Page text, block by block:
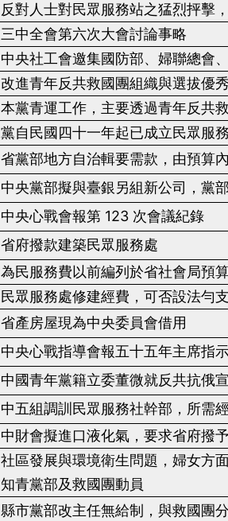
反對人士對民眾服務站之猛烈抨擊
三中全會第六次大會討論事略
中央社工會邀集國防部、婦聯總會
改進青年反共救國團組織與選拔優
本黨青運工作，主要透過青年反共
黨自民國四十一年起已成立民眾服
省黨部地方自治輯要需款，由預算
中央黨部擬與臺銀另組新公司，黨
中央心戰會報第 123 次會議紀錄
省府撥款建築民眾服務處
為民服務費以前編列於省社會局預
民眾服務處修建經費，可否設法勻
省產房屋現為中央委員會借用
中央心戰指導會報五十五年主席指
中國青年黨籍立委董微就反共抗俄
中五組調訓民眾服務社幹部，所需
中財會擬進口液化氣，要求省府撥
社區發展與環境衛生問題，婦女方
知青黨部及救國團動員
縣市黨部改主任無給制，與救國團